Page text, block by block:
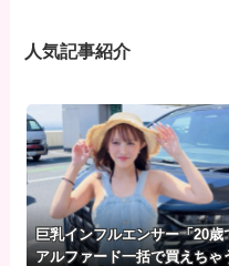
人気記事紹介
巨乳インフルエンサー「20歳
アルファード一括で買えちゃ